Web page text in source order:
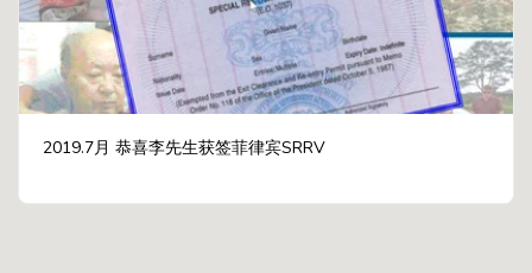
2019.7月 恭喜李先生获签菲律宾SRRV